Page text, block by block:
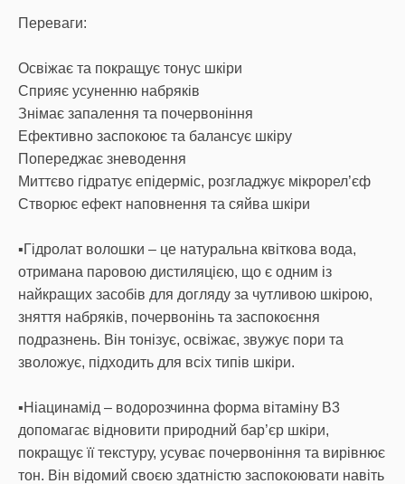
Переваги:
Освіжає та покращує тонус шкіри
Сприяє усуненню набряків
Знімає запалення та почервоніння
Ефективно заспокоює та балансує шкіру
Попереджає зневодення
Миттєво гідратує епідерміс, розгладжує мікрорел’єф
Створює ефект наповнення та сяйва шкіри
▪️Гідролат волошки – це натуральна квіткова вода,
отримана паровою дистиляцією, що є одним із
найкращих засобів для догляду за чутливою шкірою,
зняття набряків, почервонінь та заспокоєння
подразнень. Він тонізує, освіжає, звужує пори та
зволожує, підходить для всіх типів шкіри.
▪️Ніацинамід – водорозчинна форма вітаміну B3
допомагає відновити природний бар’єр шкіри,
покращує її текстуру, усуває почервоніння та вирівнює
тон. Він відомий своєю здатністю заспокоювати навіть